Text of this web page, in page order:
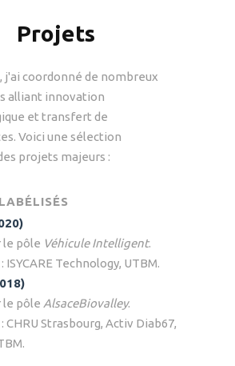
Projets
j'ai coordonné de nombreux
alliant innovation
et transfert de
Voici une sélection
projets majeurs :
le pôle Véhicule Intelligent.
Technology, UTBM.
le pôle AlsaceBiovalley.
CHRU Strasbourg, Activ Diab67,